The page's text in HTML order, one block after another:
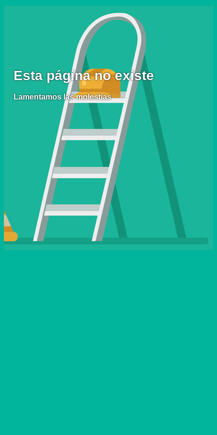
Esta página no existe
Lamentamos las molestias